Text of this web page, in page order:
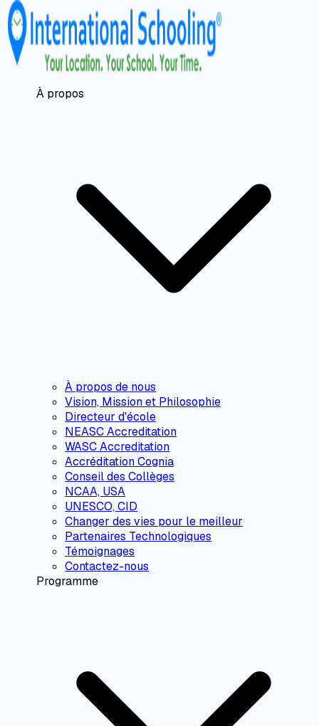
À propos
À propos de nous
Vision, Mission et Philosophie
Directeur d'école
NEASC Accreditation
WASC Accreditation
Accréditation Cognia
Conseil des Collèges
NCAA, USA
UNESCO, CID
Changer des vies pour le meilleur
Partenaires Technologiques
Témoignages
Contactez-nous
Programme